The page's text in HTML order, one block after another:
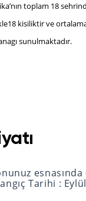
toplam 18
kisiliktir ve
sunulmaktadır.
Tarihi :